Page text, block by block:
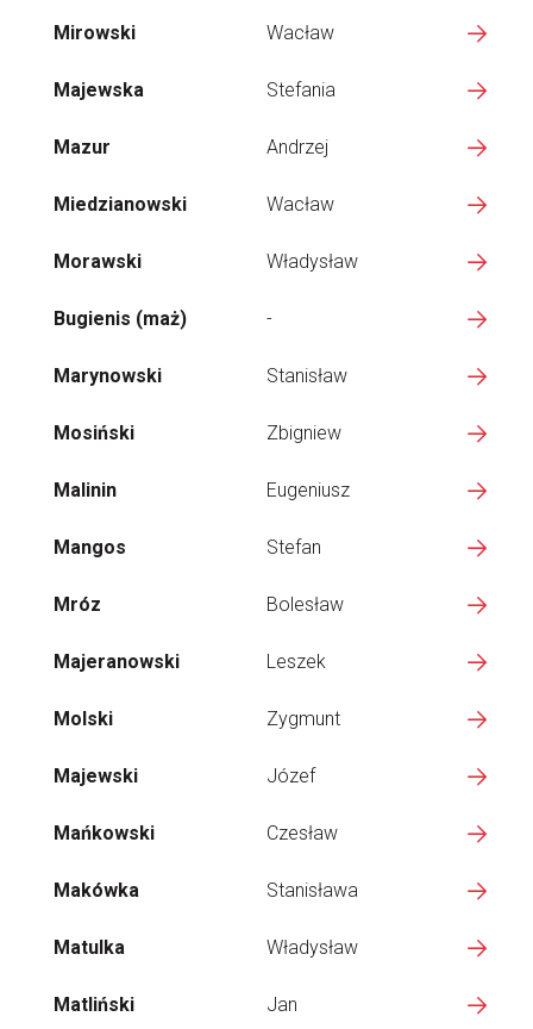
Mirowski Wacław
Majewska Stefania
Mazur Andrzej
Miedzianowski Wacław
Morawski Władysław
Bugienis (maż) -
Marynowski Stanisław
Mosiński Zbigniew
Malinin Eugeniusz
Mangos Stefan
Mróz Bolesław
Majeranowski Leszek
Molski Zygmunt
Majewski Józef
Mańkowski Czesław
Makówka Stanisława
Matulka Władysław
Matliński Jan